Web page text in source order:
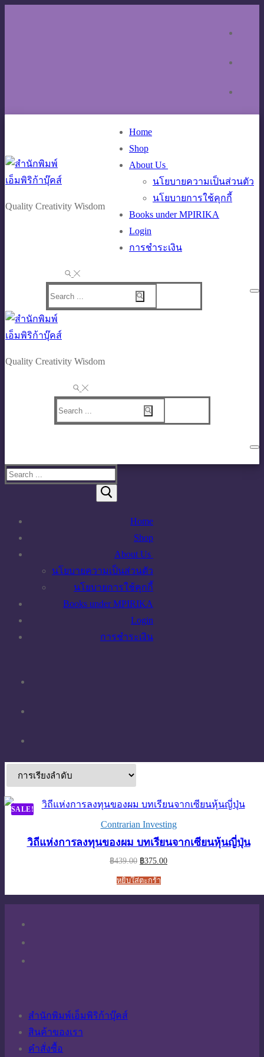
Quality Creativity Wisdom
Home
Shop
About Us
นโยบายความเป็นส่วนตัว
นโยบายการใช้คุกกี้
Books under MPIRIKA
Login
การชำระเงิน
Search
for:
Quality Creativity Wisdom
Search
for:
Search
Home
Shop
About Us
นโยบายความเป็นส่วนตัว
นโยบายการใช้คุกกี้
Books under MPIRIKA
Login
การชำระเงิน
SALE!
Contrarian Investing
วิถีแห่งการลงทุนของผม บทเรียนจากเซียนหุ้นญี่ปุ่น
฿439.00 Original
was:
฿439.00.
฿375.00Current
หยิบใส่ตะกร้า
สำนักพิมพ์เอ็มพิริก้าบุ๊คส์
สินค้าของเรา
คำสั่งซื้อ